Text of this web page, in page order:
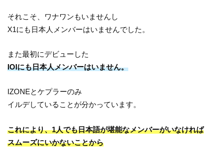
それこそ、ワナワンもいませんし
X1にも日本人メンバーはいませんでした。
また最初にデビューした
IOIにも日本人メンバーはいません。
IZONEとケプラーのみ
イルデしていることが分かっています。
これにより、1人でも日本語が堪能なメンバーがいなければ
スムーズにいかないことから